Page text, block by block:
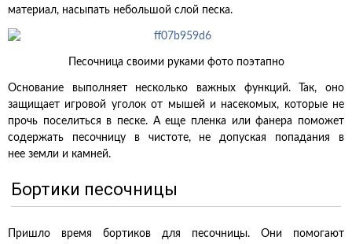
материал, насыпать небольшой слой песка.
Песочница своими руками фото поэтапно
Основание выполняет несколько важных функций. Так, оно
защищает игровой уголок от мышей и насекомых, которые не
прочь поселиться в песке. А еще пленка или фанера поможет
содержать песочницу в чистоте, не допуская попадания в
нее земли и камней.
Бортики песочницы
Пришло время бортиков для песочницы. Они помогают